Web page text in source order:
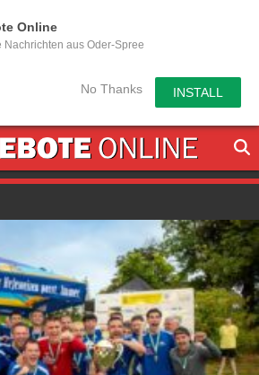
Online
Nachrichten aus Oder-Spree
No Thanks INSTALL